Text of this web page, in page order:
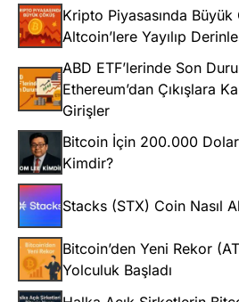
Kripto Piyasasında Büyük
Altcoin’lere Yayılıp
ABD ETF’lerinde Son
Ethereum’dan Çıkışlara
Girişler
Bitcoin İçin 200.000
Kimdir?
Stacks (STX) Coin Nasıl
Bitcoin’den Yeni Rekor
Yolculuk Başladı